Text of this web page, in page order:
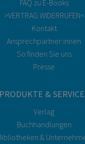
FAQ zu E-Books
>VERTRAG WIDERRUFEN<
Kontakt
Ansprechpartner:innen
So finden Sie uns
Presse
PRODUKTE &
Verlag
Buchhandlungen
&